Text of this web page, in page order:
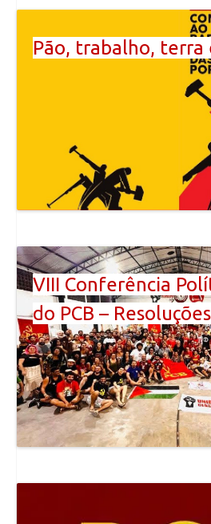
Pão, trabalho, terra
VIII Conferência
do PCB – Resoluções